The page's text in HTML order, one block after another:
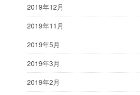
2019年12月
2019年11月
2019年5月
2019年3月
2019年2月